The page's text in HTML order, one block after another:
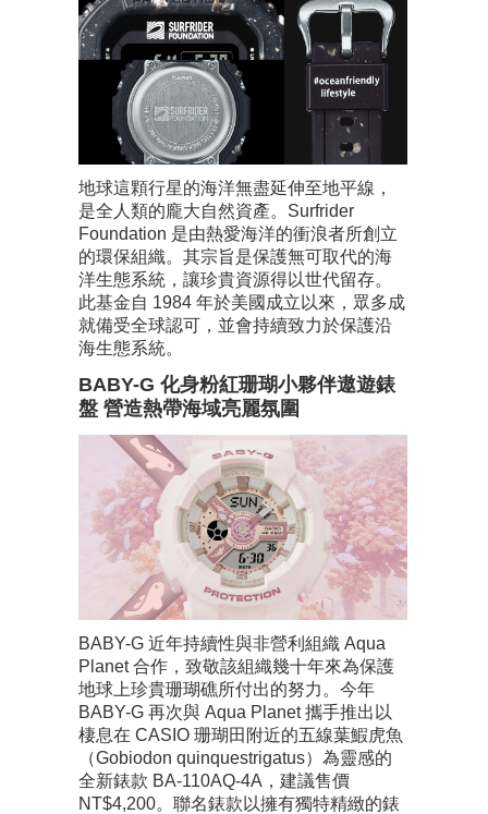
地球這顆行星的海洋無盡延伸至地平線，
是全人類的龐大自然資產。Surfrider
Foundation 是由熱愛海洋的衝浪者所創立
的環保組織。其宗旨是保護無可取代的海
洋生態系統，讓珍貴資源得以世代留存。
此基金自 1984 年於美國成立以來，眾多成
就備受全球認可，並會持續致力於保護沿
海生態系統。
BABY-G 化身粉紅珊瑚小夥伴遨遊錶
盤 營造熱帶海域亮麗氛圍
BABY-G 近年持續性與非營利組織 Aqua
Planet 合作，致敬該組織幾十年來為保護
地球上珍貴珊瑚礁所付出的努力。今年
BABY-G 再次與 Aqua Planet 攜手推出以
棲息在 CASIO 珊瑚田附近的五線葉鰕虎魚
（Gobiodon quinquestrigatus）為靈感的
全新錶款 BA-110AQ-4A，建議售價
NT$4,200。聯名錶款以擁有獨特精緻的錶